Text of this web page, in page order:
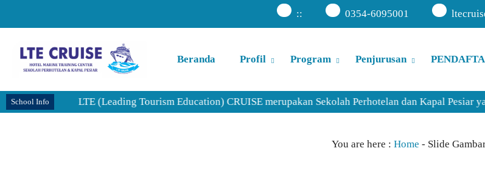
:: 0354-6095001
Beranda Profil Program Penjurusan
School InfoLTE (Leading Tourism Education) CRUISE merupakan Sekolah Perhotelan dan Kapal Pesiar yang
You are here : Home - Slide